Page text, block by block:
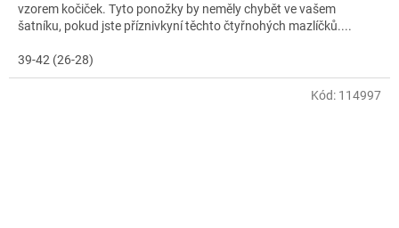
vzorem kočiček. Tyto ponožky by neměly chybět ve vašem
šatníku, pokud jste příznivkyní těchto čtyřnohých mazlíčků....
39-42 (26-28)
Kód: 114997